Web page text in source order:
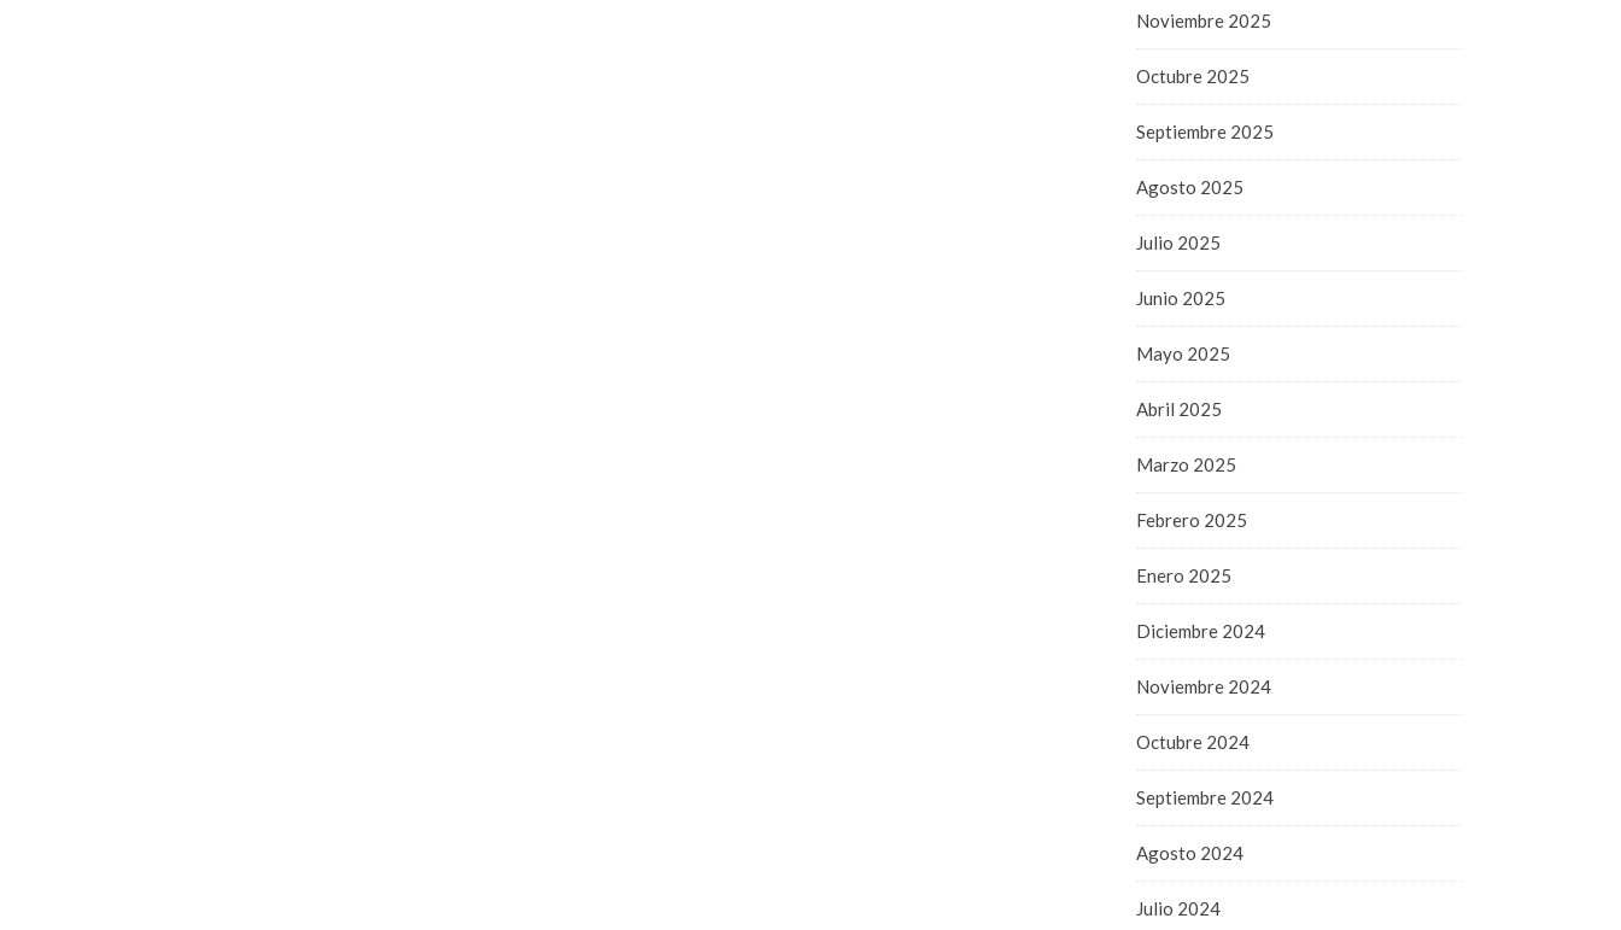
Noviembre 2025
Octubre 2025
Septiembre 2025
Agosto 2025
Julio 2025
Junio 2025
Mayo 2025
Abril 2025
Marzo 2025
Febrero 2025
Enero 2025
Diciembre 2024
Noviembre 2024
Octubre 2024
Septiembre 2024
Agosto 2024
Julio 2024